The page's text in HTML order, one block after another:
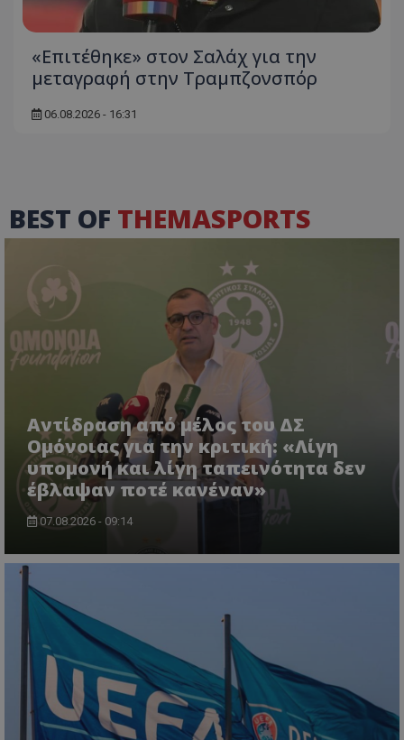
«Επιτέθηκε» στον Σαλάχ για την
μεταγραφή στην Τραμπζονσπόρ
06.08.2026 - 16:31
BEST OF THEMASPORTS
Αντίδραση από μέλος του ΔΣ
Ομόνοιας για την κριτική: «Λίγη
υπομονή και λίγη ταπεινότητα δεν
έβλαψαν ποτέ κανέναν»
07.08.2026 - 09:14